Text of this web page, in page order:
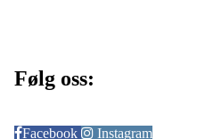
Følg oss:
Facebook Instagram